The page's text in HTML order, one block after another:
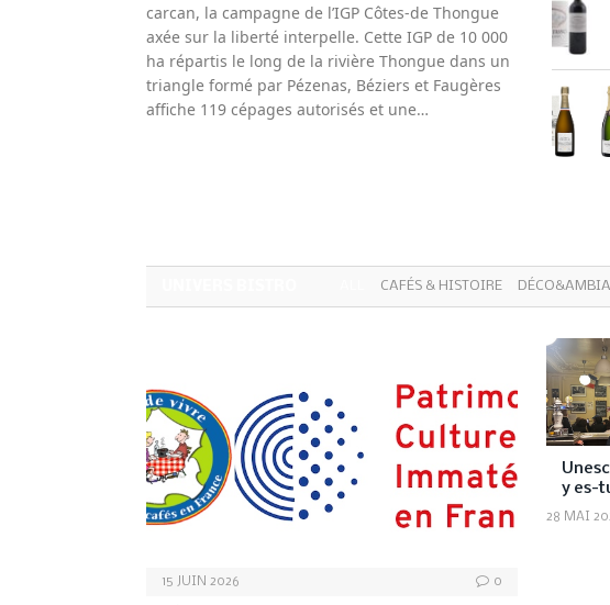
carcan, la campagne de l’IGP Côtes-de Thongue
axée sur la liberté interpelle. Cette IGP de 10 000
ha répartis le long de la rivière Thongue dans un
triangle formé par Pézenas, Béziers et Faugères
affiche 119 cépages autorisés et une…
CAFÉS & HISTOIRE
15 JUIN 2026 0
y es-
28 MAI